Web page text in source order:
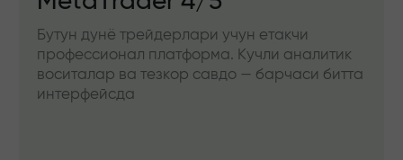
Бутун дунё трейдерлари учун етакчи
профессионал платформа. Кучли аналитик
воситалар ва тезкор савдо — барчаси битта
интерфейсда